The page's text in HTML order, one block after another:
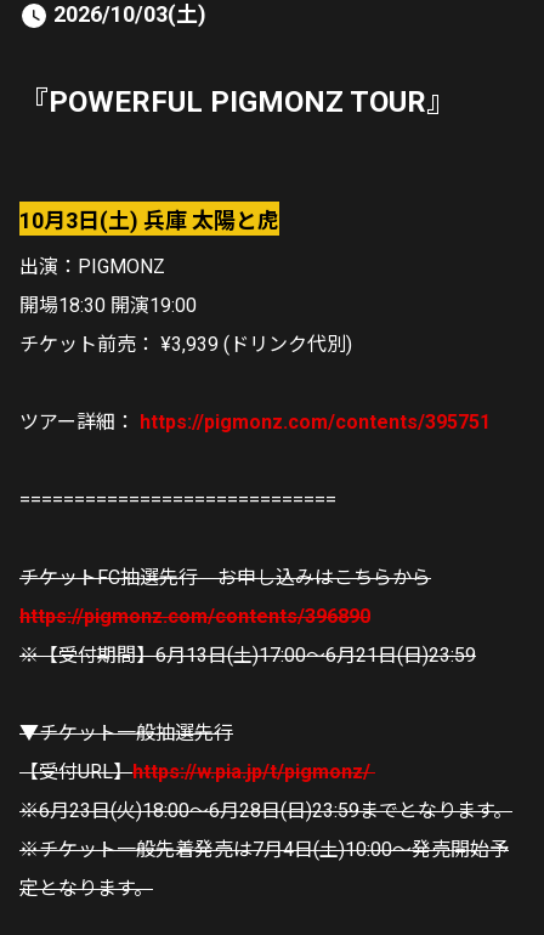
2026/10/03(土)
『POWERFUL PIGMONZ TOUR』
10月3日(土) 兵庫 太陽と虎
出演：PIGMONZ
開場18:30 開演19:00
チケット前売： ¥3,939 (ドリンク代別)
ツアー詳細： https://pigmonz.com/contents/395751
=============================
チケットFC抽選先行 お申し込みはこちらから
https://pigmonz.com/contents/396890
※【受付期間】6月13日(土)17:00〜6月21日(日)23:59
▼チケット一般抽選先行
【受付URL】https://w.pia.jp/t/pigmonz/
※6月23日(火)18:00〜6月28日(日)23:59までとなります。
※チケット一般先着発売は7月4日(土)10:00〜発売開始予
定となります。